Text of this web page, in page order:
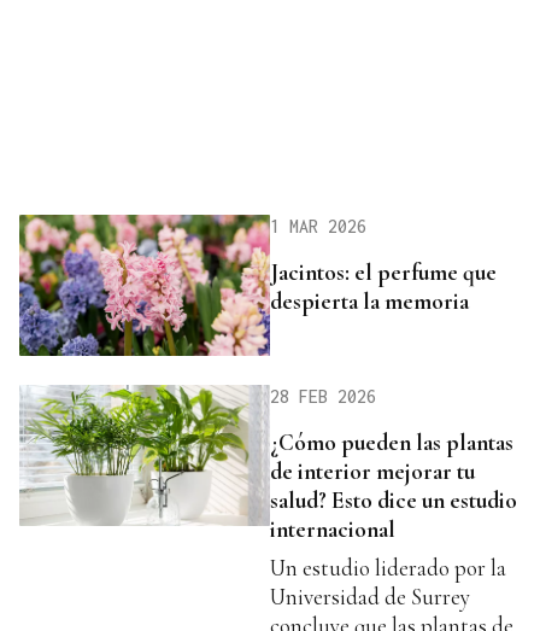
1 MAR 2026
Jacintos: el perfume que
despierta la memoria
28 FEB 2026
¿Cómo pueden las plantas
de interior mejorar tu
salud? Esto dice un estudio
internacional
Un estudio liderado por la
Universidad de Surrey
concluye que las plantas de